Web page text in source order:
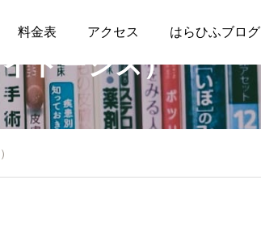
料金表 アクセス はらひふブログ
トーシス）